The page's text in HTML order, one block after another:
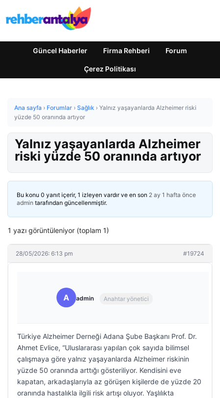
Güncel Haberler Firma Rehberi Forum
Çerez Politikası
Ana sayfa › Forumlar › Sağlık › Yalnız yaşayanlarda Alzheimer riski
yüzde 50 oranında artıyor
Yalnız yaşayanlarda Alzheimer
riski yüzde 50 oranında artıyor
Bu konu 0 yanıt içerir, 1 izleyen vardır ve en son 2 ay 1 hafta önce
admin tarafından güncellenmiştir.
1 yazı görüntüleniyor (toplam 1)
28/05/2026: 6:13 pm #19724
A admin Anahtar yönetici
Türkiye Alzheimer Derneği Adana Şube Başkanı Prof. Dr.
Ahmet Evlice, “Uluslararası yapılan çok sayıda bilimsel
çalışmaya göre yalnız yaşayanlarda Alzheimer riskinin
yüzde 50 oranında arttığı gösteriliyor. Kendisini eve
kapatan, arkadaşlarıyla az görüşen kişilerde de yüzde 20
oranında hastalıkla ilgili risk artışı oluyor. Yaşlılıkta